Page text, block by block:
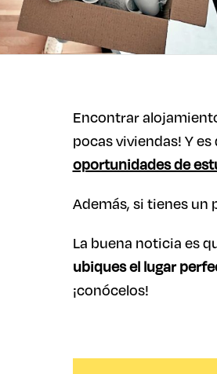
Encontrar
pocas viviendas! Y es
oportunidades de
Además, si tienes un
La buena noticia es
ubiques el lugar
¡conócelos!